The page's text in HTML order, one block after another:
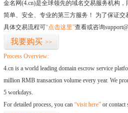
金名网(4.cn)是全球领先的域名交易服务机构
简单、安全、专业的第三方服务！ 为了保证
具体交易流程可“点击这里”查看或咨询
我要购买 >>
Process Overview:
4.cn is a world leading domain escrow service
million RMB transaction volume every year. We
5 workdays.
For detailed process, you can “visit here” or contact